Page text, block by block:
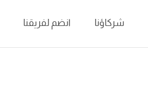
شركاؤنا انضم لفريقنا